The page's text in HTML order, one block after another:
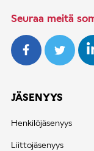
Seuraa meitä
JÄSENYYS
Henkilöjäsenyys
Liittojäsenyys